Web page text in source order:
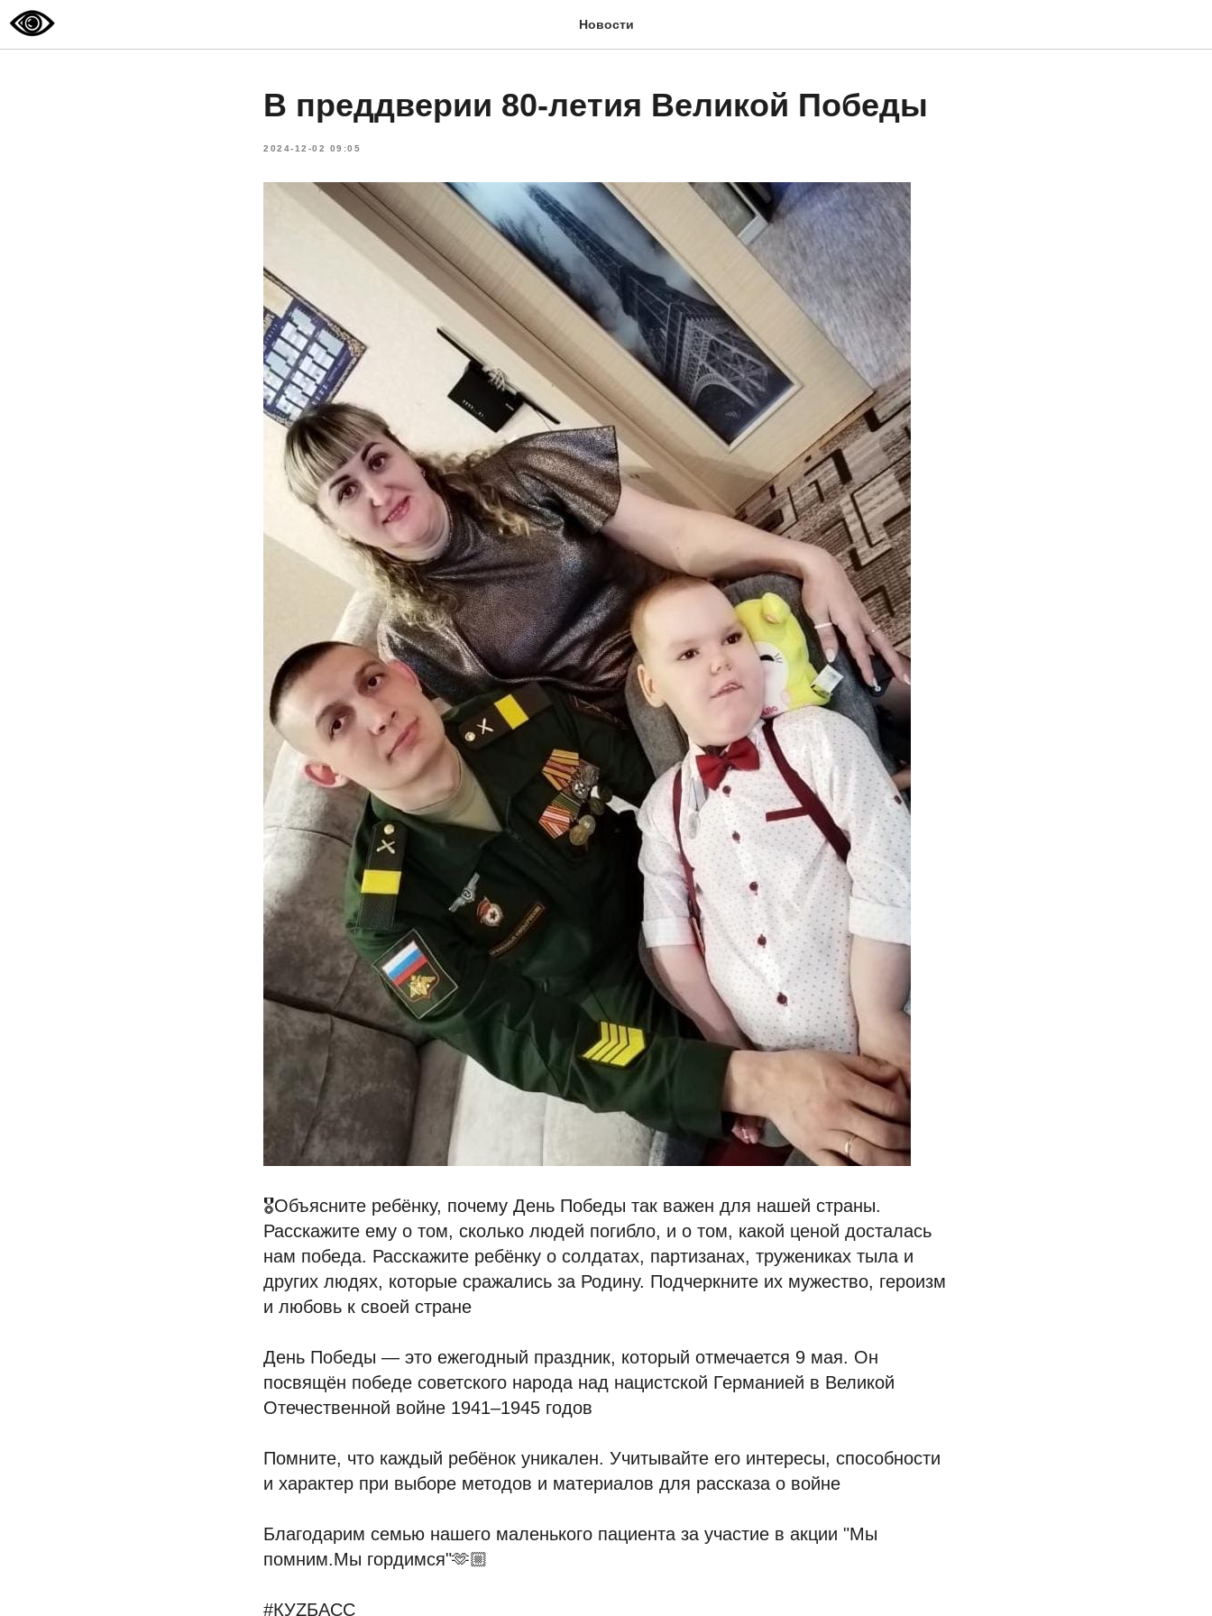
Новости
В преддверии 80-летия Великой Победы
2024-12-02 09:05
🎖Объясните ребёнку, почему День Победы так важен для нашей страны.
Расскажите ему о том, сколько людей погибло, и о том, какой ценой досталась
нам победа. Расскажите ребёнку о солдатах, партизанах, тружениках тыла и
других людях, которые сражались за Родину. Подчеркните их мужество, героизм
и любовь к своей стране
День Победы — это ежегодный праздник, который отмечается 9 мая. Он
посвящён победе советского народа над нацистской Германией в Великой
Отечественной войне 1941–1945 годов
Помните, что каждый ребёнок уникален. Учитывайте его интересы, способности
и характер при выборе методов и материалов для рассказа о войне
Благодарим семью нашего маленького пациента за участие в акции "Мы
помним.Мы гордимся"🫶🏼
#КУZБАСС